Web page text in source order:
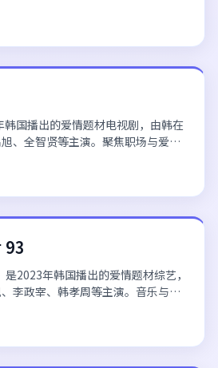
电视剧在...
53分钟/集
韩国播出的爱情题材电视剧，由韩在
、全智贤等主演。聚焦职场与爱情
平台免费...
110分钟
93
是2023年韩国播出的爱情题材综艺，
李政宰、韩孝周等主演。音乐与表
免费...
127分钟